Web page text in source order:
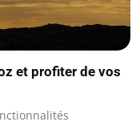
et profiter de vos